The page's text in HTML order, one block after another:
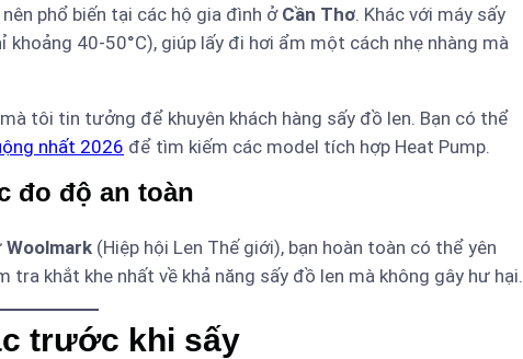
phổ biến tại các hộ gia đình ở Cần Thơ. Khác với máy sấy
40-50°C), giúp lấy đi hơi ẩm một cách nhẹ nhàng mà
tôi tin tưởng để khuyên khách hàng sấy đồ len. Bạn có thể
nhất 2026 để tìm kiếm các model tích hợp Heat Pump.
đo độ an toàn
Woolmark (Hiệp hội Len Thế giới), bạn hoàn toàn có thể yên
khắt khe nhất về khả năng sấy đồ len mà không gây hư hại.
trước khi sấy